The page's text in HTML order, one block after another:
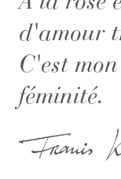
d'amour
C'est
féminité.